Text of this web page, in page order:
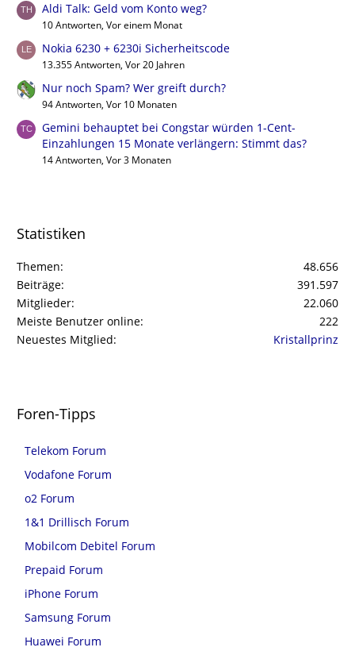
Aldi Talk: Geld vom Konto weg?
10 Antworten, Vor einem Monat
Nokia 6230 + 6230i Sicherheitscode
13.355 Antworten, Vor 20 Jahren
Nur noch Spam? Wer greift durch?
94 Antworten, Vor 10 Monaten
Gemini behauptet bei Congstar würden 1-Cent-
Einzahlungen 15 Monate verlängern: Stimmt das?
14 Antworten, Vor 3 Monaten
Statistiken
Themen
48.656
Beiträge
391.597
Mitglieder
22.060
Meiste Benutzer online
222
Neuestes Mitglied
Kristallprinz
Foren-Tipps
Telekom Forum
Vodafone Forum
o2 Forum
1&1 Drillisch Forum
Mobilcom Debitel Forum
Prepaid Forum
iPhone Forum
Samsung Forum
Huawei Forum